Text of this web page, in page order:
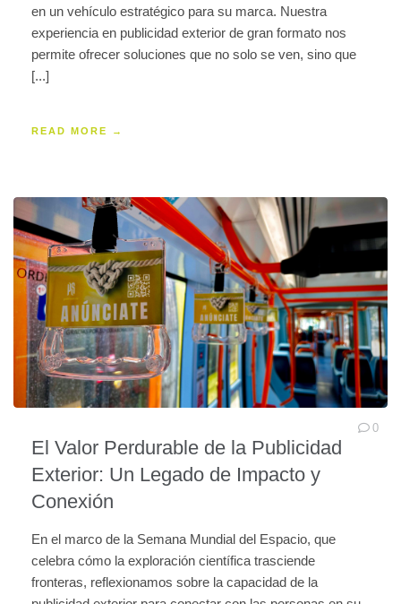
en un vehículo estratégico para su marca. Nuestra
experiencia en publicidad exterior de gran formato nos
permite ofrecer soluciones que no solo se ven, sino que
[...]
READ MORE →
El Valor Perdurable de la Publicidad
Exterior: Un Legado de Impacto y
Conexión
0
En el marco de la Semana Mundial del Espacio, que
celebra cómo la exploración científica trasciende
fronteras, reflexionamos sobre la capacidad de la